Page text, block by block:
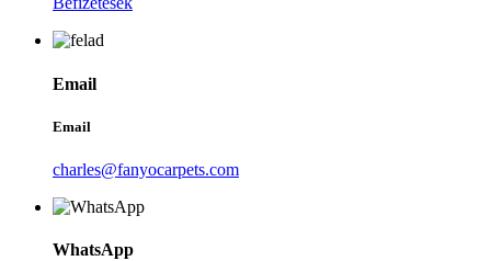
Email
Email
charles@fanyocarpets.com
WhatsApp